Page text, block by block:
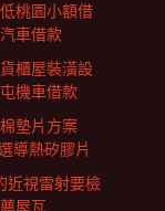
桃園小額借
車借款
櫃屋裝潢設
機車借款
墊片方案
導熱矽膠片
近視雷射要檢
屋瓦